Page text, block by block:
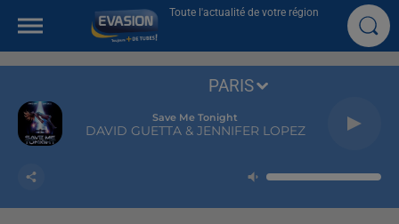
Toute l'actualité de votre région
Save Me Tonight
DAVID GUETTA & JENNIFER LOPEZ
PARIS